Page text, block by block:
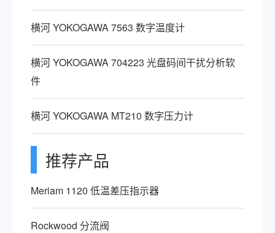
横河 YOKOGAWA 7563 数字温度计
横河 YOKOGAWA 704223 光盘码间干扰分析软
件
横河 YOKOGAWA MT210 数字压力计
推荐产品
Meriam 1120 低温差压指示器
Rockwood 分流阀